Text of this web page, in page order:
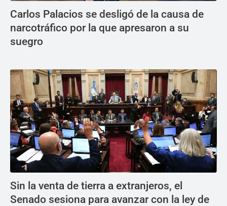
Carlos Palacios se desligó de la causa de
narcotráfico por la que apresaron a su
suegro
Sin la venta de tierra a extranjeros, el
Senado sesiona para avanzar con la ley de